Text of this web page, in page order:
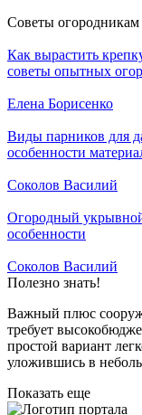
Советы огородникам
Как вырастить
советы опытных
Елена Борисенко
Виды парников для
особенности
Соколов Василий
Огородный
особенности
Соколов Василий
Полезно знать!
Важный плюс
требует
простой вариант
уложившись в
Показать еще